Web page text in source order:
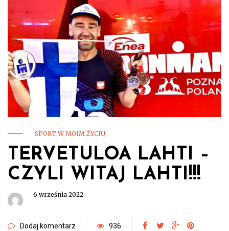
SPORT W MOIM ŻYCIU
TERVETULOA LAHTI –
CZYLI WITAJ LAHTI!!!
6 września 2022
Dodaj komentarz 936